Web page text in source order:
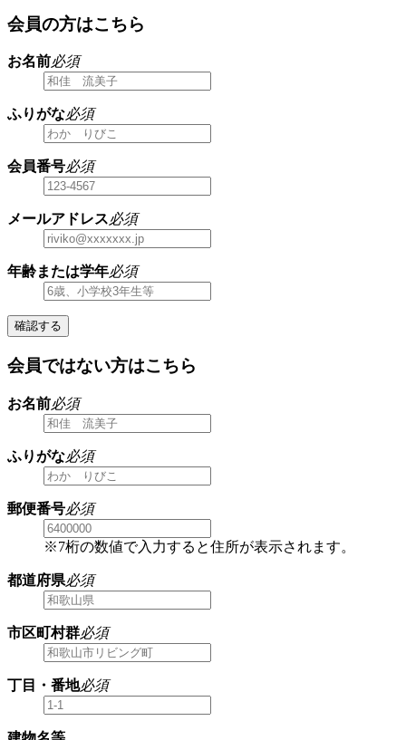
会員の方はこちら
お名前必須
ふりがな必須
会員番号必須
メールアドレス必須
年齢または学年必須
確認する
会員ではない方はこちら
お名前必須
ふりがな必須
郵便番号必須
※7桁の数値で入力すると住所が表示されます。
都道府県必須
市区町村群必須
丁目・番地必須